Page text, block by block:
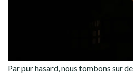
Par pur hasard, nous tombons sur